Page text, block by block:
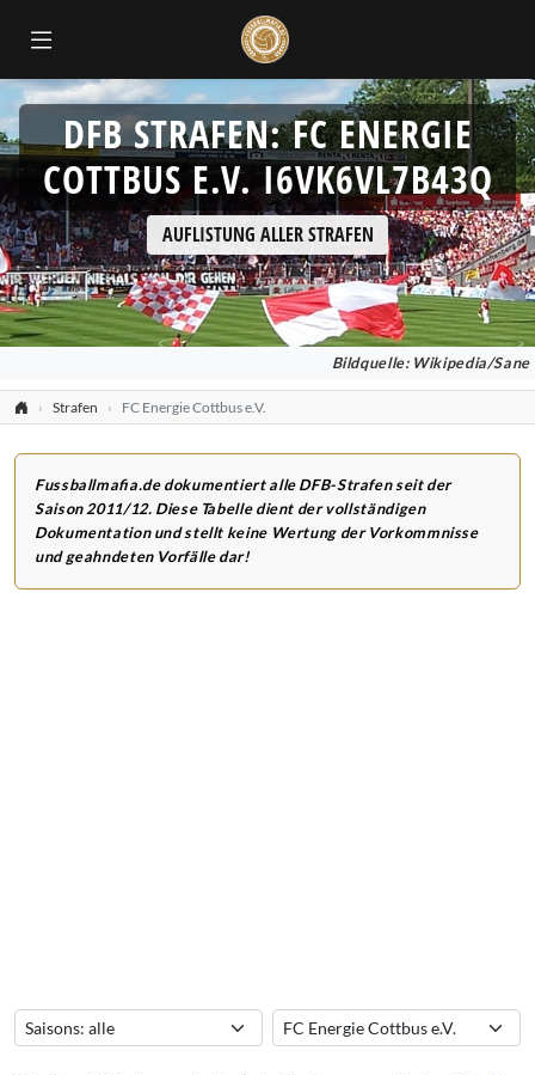
DFB STRAFEN: FC ENERGIE
COTTBUS E.V. I6VK6VL7B43Q
AUFLISTUNG ALLER STRAFEN
Bildquelle: Wikipedia/Sane
Strafen FC Energie Cottbus e.V.
Fussballmafia.de dokumentiert alle DFB-Strafen seit der
Saison 2011/12. Diese Tabelle dient der vollständigen
Dokumentation und stellt keine Wertung der Vorkommnisse
und geahndeten Vorfälle dar!